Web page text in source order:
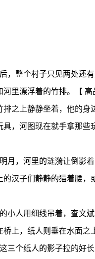
，整个村子只见两处还
里漂浮着的竹排。【
排之上静静坐着，他的身
，河图现在就手拿那些
月，河里的涟漪让倒影
汉子们静静的猫着腰，
小人用细线吊着，查文
上，纸人则垂在水面之
三个纸人的影子拉的好